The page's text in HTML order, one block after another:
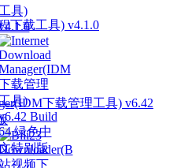
下载工具) v4.1.0
下载管理工具) v6.42